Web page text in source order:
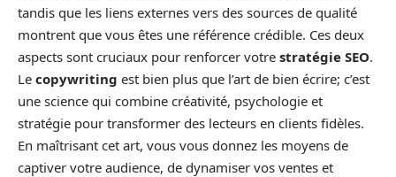
tandis que les liens externes vers des sources de qualité
montrent que vous êtes une référence crédible. Ces deux
aspects sont cruciaux pour renforcer votre stratégie SEO.
Le copywriting est bien plus que l’art de bien écrire; c’est
une science qui combine créativité, psychologie et
stratégie pour transformer des lecteurs en clients fidèles.
En maîtrisant cet art, vous vous donnez les moyens de
captiver votre audience, de dynamiser vos ventes et